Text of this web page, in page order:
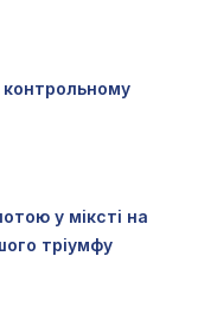
у міксті на
тріумфу